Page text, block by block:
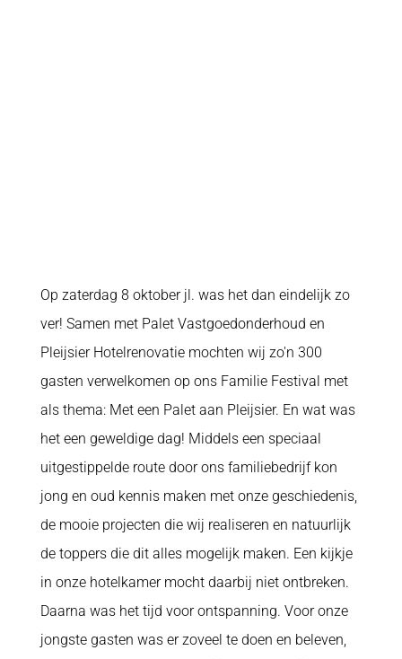
Op zaterdag 8 oktober jl. was het dan eindelijk zo
ver! Samen met Palet Vastgoedonderhoud en
Pleijsier Hotelrenovatie mochten wij zo'n 300
gasten verwelkomen op ons Familie Festival met
als thema: Met een Palet aan Pleijsier. En wat was
het een geweldige dag! Middels een speciaal
uitgestippelde route door ons familiebedrijf kon
jong en oud kennis maken met onze geschiedenis,
de mooie projecten die wij realiseren en natuurlijk
de toppers die dit alles mogelijk maken. Een kijkje
in onze hotelkamer mocht daarbij niet ontbreken.
Daarna was het tijd voor ontspanning. Voor onze
jongste gasten was er zoveel te doen en beleven,